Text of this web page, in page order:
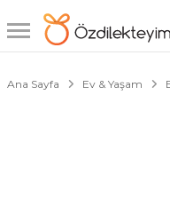
Ana Sayfa Ev & Yaşam